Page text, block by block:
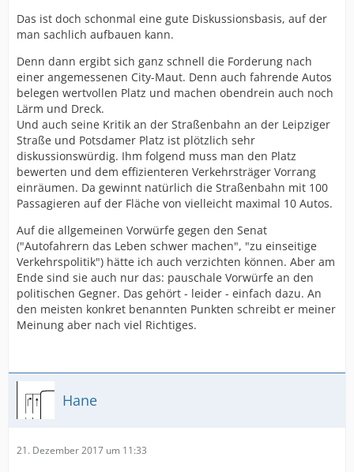
Das ist doch schonmal eine gute Diskussionsbasis, auf der
man sachlich aufbauen kann.
Denn dann ergibt sich ganz schnell die Forderung nach
einer angemessenen City-Maut. Denn auch fahrende Autos
belegen wertvollen Platz und machen obendrein auch noch
Lärm und Dreck.
Und auch seine Kritik an der Straßenbahn an der Leipziger
Straße und Potsdamer Platz ist plötzlich sehr
diskussionswürdig. Ihm folgend muss man den Platz
bewerten und dem effizienteren Verkehrsträger Vorrang
einräumen. Da gewinnt natürlich die Straßenbahn mit 100
Passagieren auf der Fläche von vielleicht maximal 10 Autos.
Auf die allgemeinen Vorwürfe gegen den Senat
("Autofahrern das Leben schwer machen", "zu einseitige
Verkehrspolitik") hätte ich auch verzichten können. Aber am
Ende sind sie auch nur das: pauschale Vorwürfe an den
politischen Gegner. Das gehört - leider - einfach dazu. An
den meisten konkret benannten Punkten schreibt er meiner
Meinung aber nach viel Richtiges.
Hane
21. Dezember 2017 um 11:33